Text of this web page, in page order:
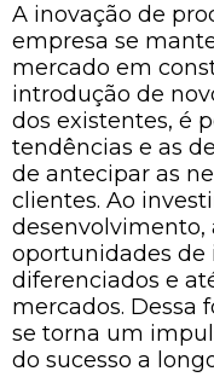
A inovação de
empresa se
mercado em
introdução de
dos existentes, é
tendências e as
de antecipar as
clientes. Ao
oportunidades de
diferenciados e
mercados. Dessa
se torna um
do sucesso a